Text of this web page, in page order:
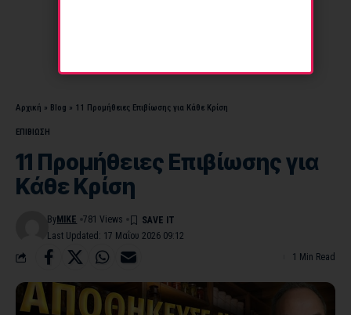
Αρχική » Blog » 11 Προμήθειες Επιβίωσης για Κάθε Κρίση
ΕΠΙΒΙΩΣΗ
11 Προμήθειες Επιβίωσης για
Κάθε Κρίση
Last Updated: 17 Μαΐου 2026 09:12
By MIKE 781 Views
1 Min Read